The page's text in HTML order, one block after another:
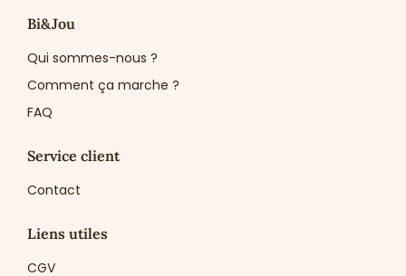
Bi&Jou
Qui sommes-nous ?
Comment ça marche ?
FAQ
Service client
Contact
Liens utiles
CGV